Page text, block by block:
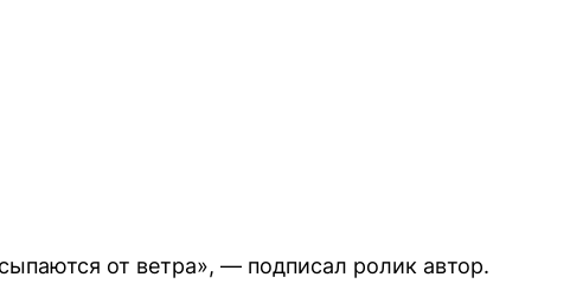
от ветра», — подписал ролик автор.